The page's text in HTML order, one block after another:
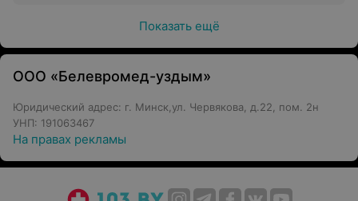
Показать ещё
ООО «Белевромед-уздым»
Юридический адрес: г. Минск,ул. Червякова, д.22, пом. 2н
УНП: 191063467
На правах рекламы